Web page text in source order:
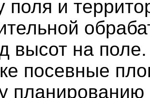
поля и
высот на
посевные